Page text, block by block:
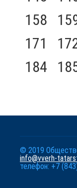
158
171
184
© 2019
info@vverh-
телефон: +7